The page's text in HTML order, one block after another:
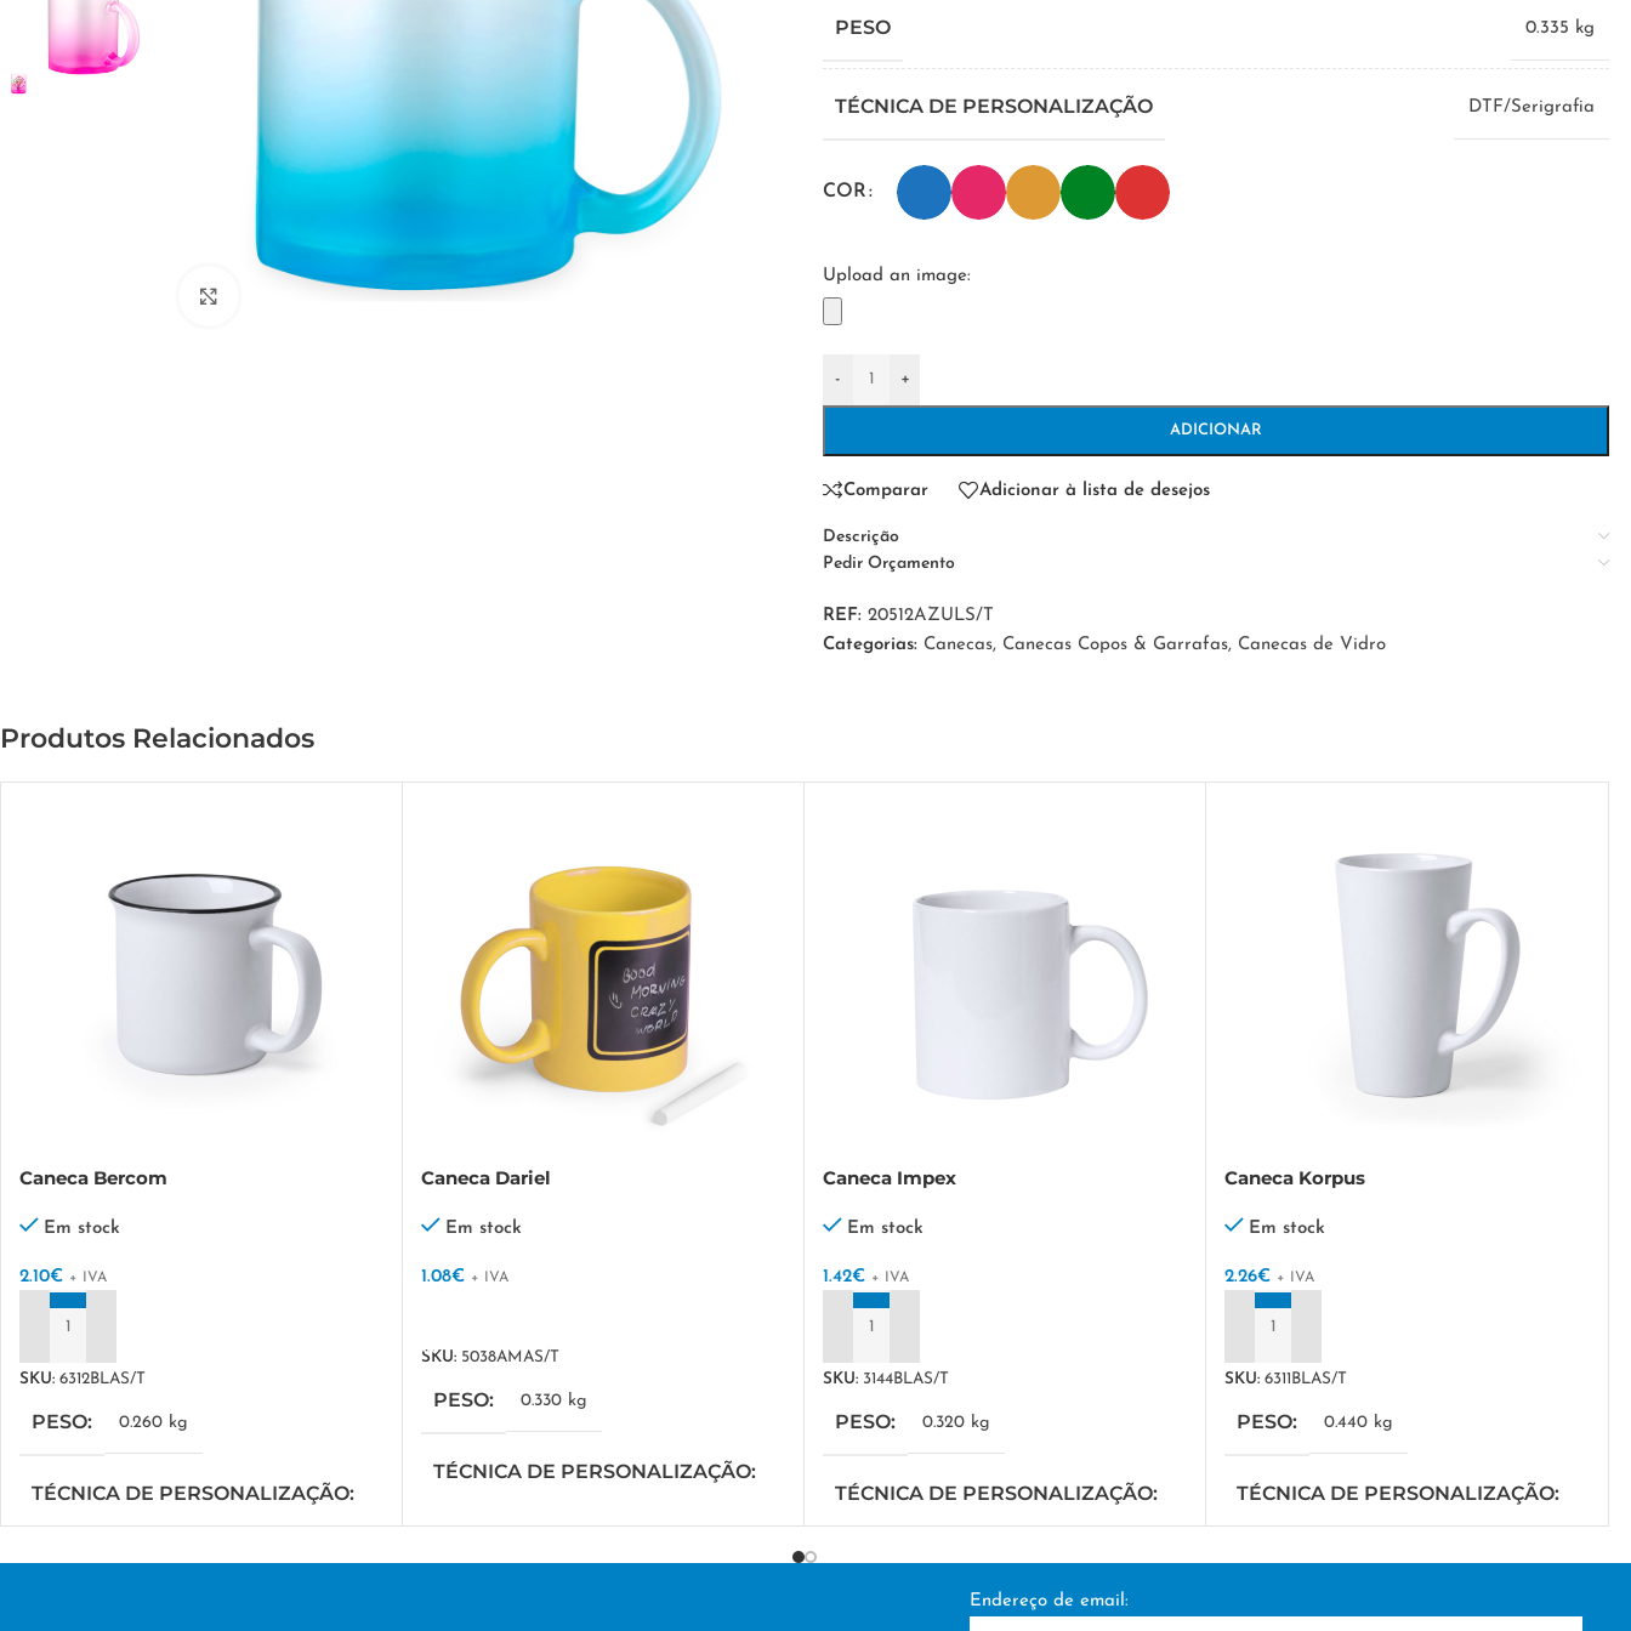
PESO 0.335 kg
TÉCNICA DE PERSONALIZAÇÃO DTF/Serigrafia
COR
Upload an image:
- +
ADICIONAR
Comparar Adicionar à lista de desejos
Descrição
Pedir Orçamento
REF: 20512AZULS/T
Categorias: Canecas, Canecas Copos & Garrafas, Canecas de Vidro
Produtos Relacionados
Caneca Bercom
Em stock
2.10€ + IVA
ADICIONAR
SKU: 6312BLAS/T
PESO 0.260 kg
TÉCNICA DE PERSONALIZAÇÃO
Caneca Dariel
Em stock
1.08€ + IVA
SKU: 5038AMAS/T
PESO 0.330 kg
TÉCNICA DE PERSONALIZAÇÃO
Caneca Impex
Em stock
1.42€ + IVA
ADICIONAR
SKU: 3144BLAS/T
PESO 0.320 kg
TÉCNICA DE PERSONALIZAÇÃO
Caneca Korpus
Em stock
2.26€ + IVA
ADICIONAR
SKU: 6311BLAS/T
PESO 0.440 kg
TÉCNICA DE PERSONALIZAÇÃO
Endereço de email: